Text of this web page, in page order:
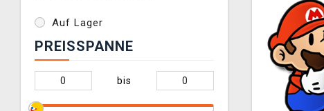
Auf Lager
PREISSPANNE
bis